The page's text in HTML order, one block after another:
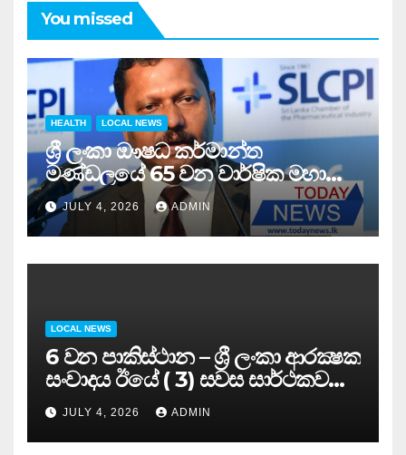
You missed
HEALTH LOCAL NEWS
ශ්‍රී ලංකා ඖෂධ කර්මාන්ත
මණ්ඩලයේ 65 වන වාර්ෂික මහා
සමුළුව සෞඛ්‍ය නියෝජ්‍ය
අමාත්‍යවරයාගේ ප්‍රධානත්වයෙන්……
JULY 4, 2026 ADMIN
LOCAL NEWS
6 වන පාකිස්ථාන – ශ්‍රී ලංකා ආරක්‍ෂක
සංවාදය ඊයේ ( 3) සවස සාර්ථකව
අවසන් කරයි..
JULY 4, 2026 ADMIN